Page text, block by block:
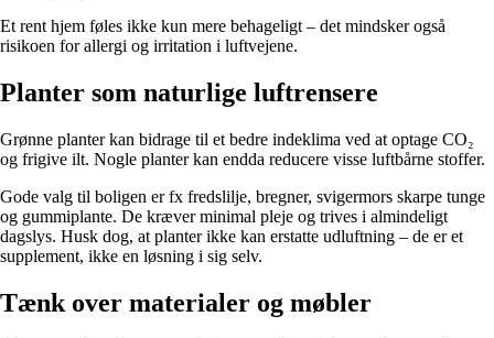
Et rent hjem føles ikke kun mere behageligt – det mindsker også
risikoen for allergi og irritation i luftvejene.
Planter som naturlige luftrensere
Grønne planter kan bidrage til et bedre indeklima ved at optage CO₂
og frigive ilt. Nogle planter kan endda reducere visse luftbårne stoffer.
Gode valg til boligen er fx fredslilje, bregner, svigermors skarpe tunge
og gummiplante. De kræver minimal pleje og trives i almindeligt
dagslys. Husk dog, at planter ikke kan erstatte udluftning – de er et
supplement, ikke en løsning i sig selv.
Tænk over materialer og møbler